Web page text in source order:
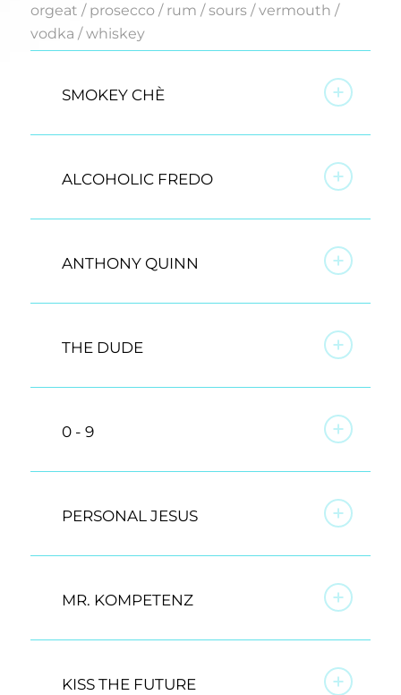
orgeat / prosecco / rum / sours / vermouth /
vodka / whiskey
SMOKEY CHÈ
ALCOHOLIC FREDO
ANTHONY QUINN
THE DUDE
0 - 9
PERSONAL JESUS
MR. KOMPETENZ
KISS THE FUTURE